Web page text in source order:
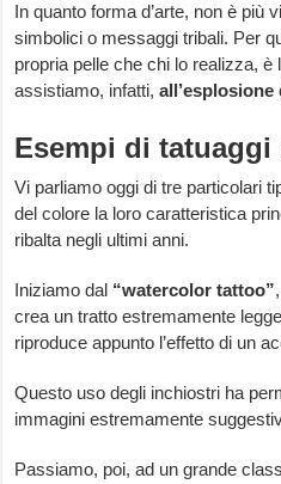
In quanto forma d’arte, non è più
simbolici o messaggi tribali. Per
propria pelle che chi lo realizza, è
assistiamo, infatti,
Esempi di tatuaggi
Vi parliamo oggi di tre particolari
del colore la loro caratteristica
ribalta negli ultimi anni.
Iniziamo dal “watercolor tattoo”
crea un tratto estremamente
riproduce appunto l’effetto di un
Questo uso degli inchiostri ha
immagini estremamente
Passiamo, poi, ad un grande